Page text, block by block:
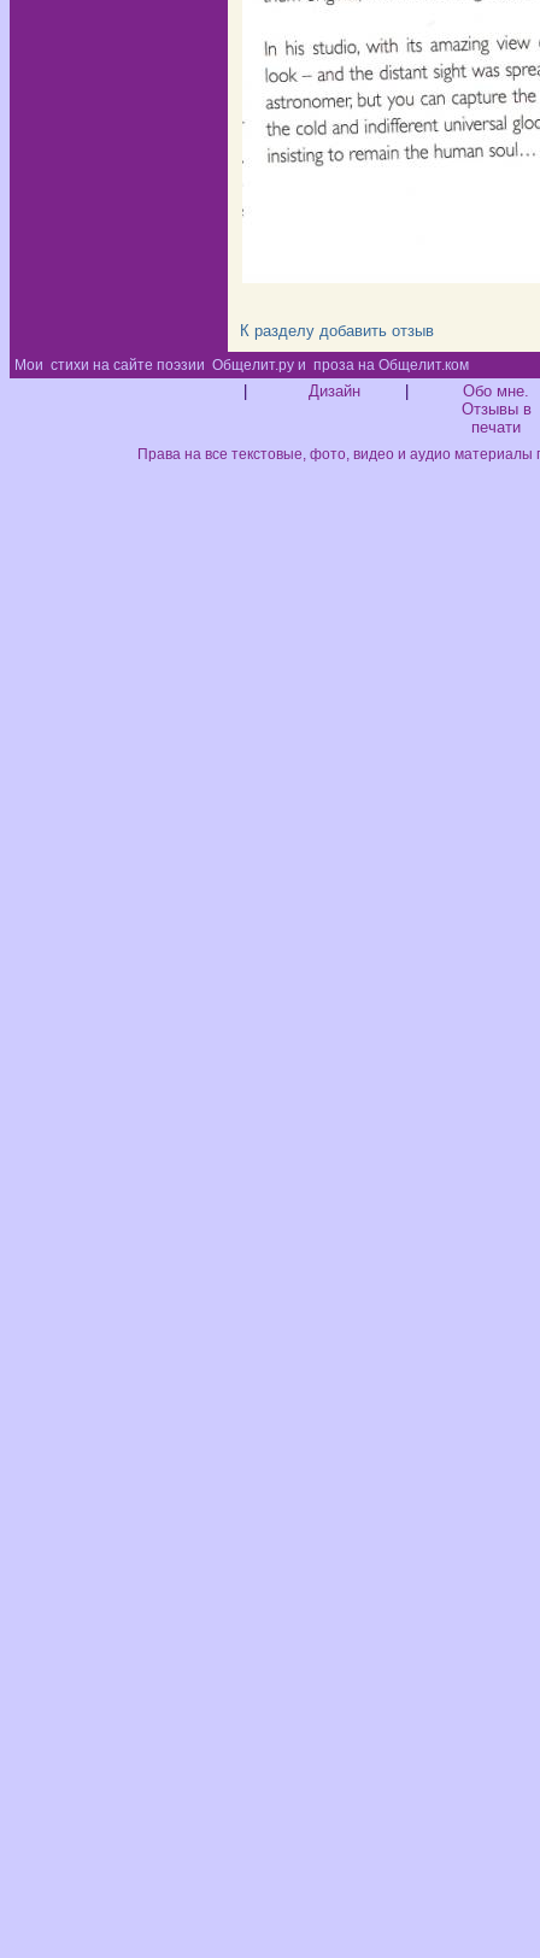
К разделу добавить отзыв
Мои стихи на сайте поэзии Общелит.ру и проза на Общелит.ком
Дизайн
Обо мне.
Отзывы в
печати
Права на все текстовые, фото, видео и аудио